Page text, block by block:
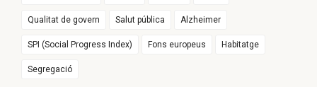
Qualitat de govern Salut pública Alzheimer
SPI (Social Progress Index) Fons europeus Habitatge
Segregació